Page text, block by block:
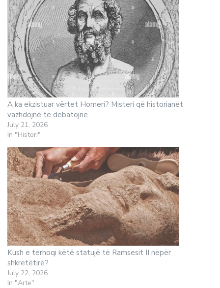
A ka ekzistuar vërtet Homeri? Misteri që historianët
vazhdojnë të debatojnë
July 21, 2026
In "Histori"
Kush e tërhoqi këtë statujë të Ramsesit II nëpër
shkretëtirë?
July 22, 2026
In "Arte"